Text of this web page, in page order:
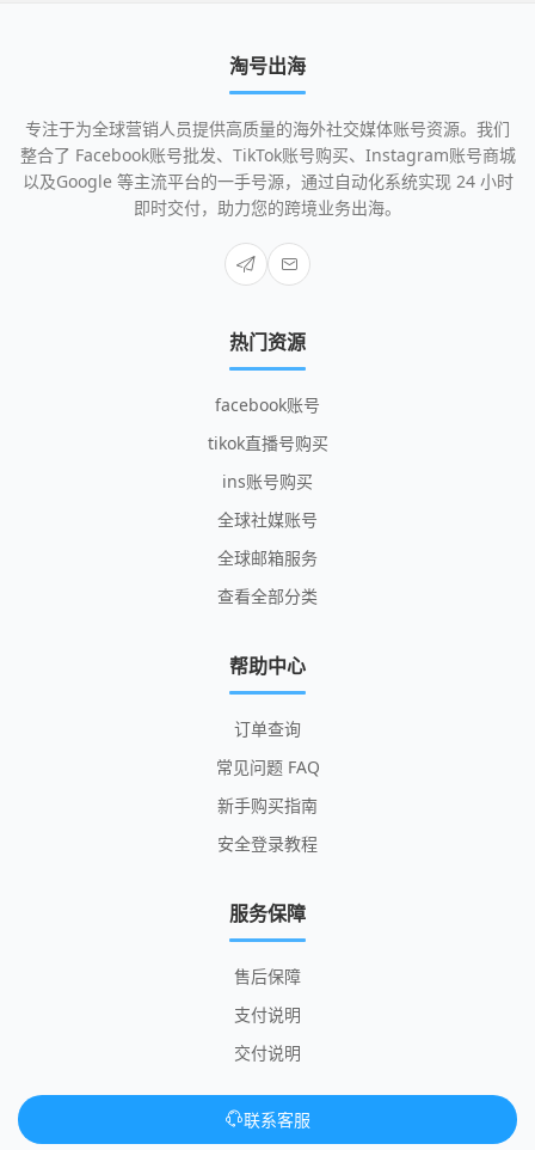
淘号出海
专注于为全球营销人员提供高质量的海外社交媒体账号资源。我们
整合了 Facebook账号批发、TikTok账号购买、Instagram账号商城
以及Google 等主流平台的一手号源，通过自动化系统实现 24 小时
即时交付，助力您的跨境业务出海。
热门资源
facebook账号
tikok直播号购买
ins账号购买
全球社媒账号
全球邮箱服务
查看全部分类
帮助中心
订单查询
常见问题 FAQ
新手购买指南
安全登录教程
服务保障
售后保障
支付说明
交付说明
联系客服